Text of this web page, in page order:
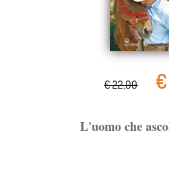
€ 22,00
L'uomo che